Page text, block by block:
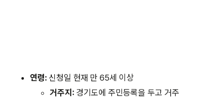
연령: 신청일 현재 만 65세 이상
거주지: 경기도에 주민등록을 두고 거주